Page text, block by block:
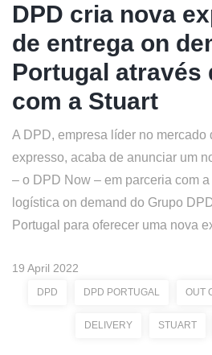
DPD cria nova
de entrega on
Portugal através
com a Stuart
A DPD, empresa líder no mercado
expresso, acaba de anunciar um
– o DPD Now – em parceria com
logística on demand do Grupo
Portugal para oferecer uma nova
19 April 2022
DPD DPD PORTUGAL OUT
DELIVERY STUART